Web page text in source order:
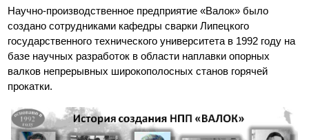
Научно-производственное предприятие «Валок» было
создано сотрудниками кафедры сварки Липецкого
государственного технического университета в 1992 году на
базе научных разработок в области наплавки опорных
валков непрерывных широкополосных станов горячей
прокатки.